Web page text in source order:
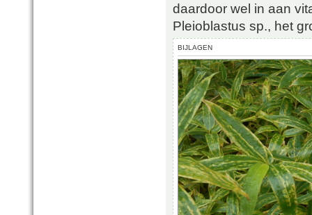
daardoor wel in aan
Pleioblastus sp., het
BIJLAGEN